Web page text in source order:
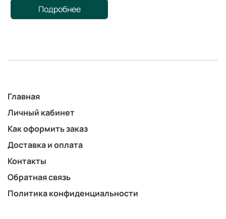
Подробнее
Главная
Личный кабинет
Как оформить заказ
Доставка и оплата
Контакты
Обратная связь
Политика конфиденциальности